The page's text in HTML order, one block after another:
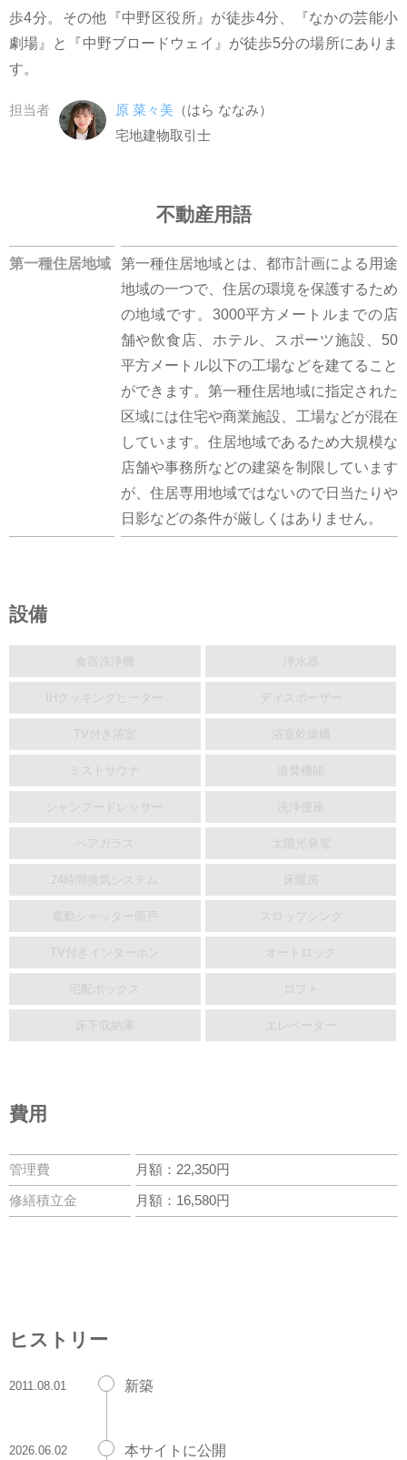
歩4分。その他『中野区役所』が徒歩4分、『なかの芸能小
劇場』と『中野ブロードウェイ』が徒歩5分の場所にありま
す。
担当者 原 菜々美 （はら ななみ）
宅地建物取引士
不動産用語
第一種住居地域
第一種住居地域とは、都市計画による用途
地域の一つで、住居の環境を保護するため
の地域です。3000平方メートルまでの店
舗や飲食店、ホテル、スポーツ施設、50
平方メートル以下の工場などを建てること
ができます。第一種住居地域に指定された
区域には住宅や商業施設、工場などが混在
しています。住居地域であるため大規模な
店舗や事務所などの建築を制限しています
が、住居専用地域ではないので日当たりや
日影などの条件が厳しくはありません。
設備
食器洗浄機 浄水器
IHクッキングヒーター ディスポーザー
TV付き浴室 浴室乾燥機
ミストサウナ 追焚機能
シャンプードレッサー 洗浄便座
ペアガラス 太陽光発電
24時間換気システム 床暖房
電動シャッター雨戸 スロップシンク
TV付きインターホン オートロック
宅配ボックス ロフト
床下収納庫 エレベーター
費用
管理費 月額：22,350円
修繕積立金 月額：16,580円
ヒストリー
2011.08.01 新築
2026.06.02 本サイトに公開